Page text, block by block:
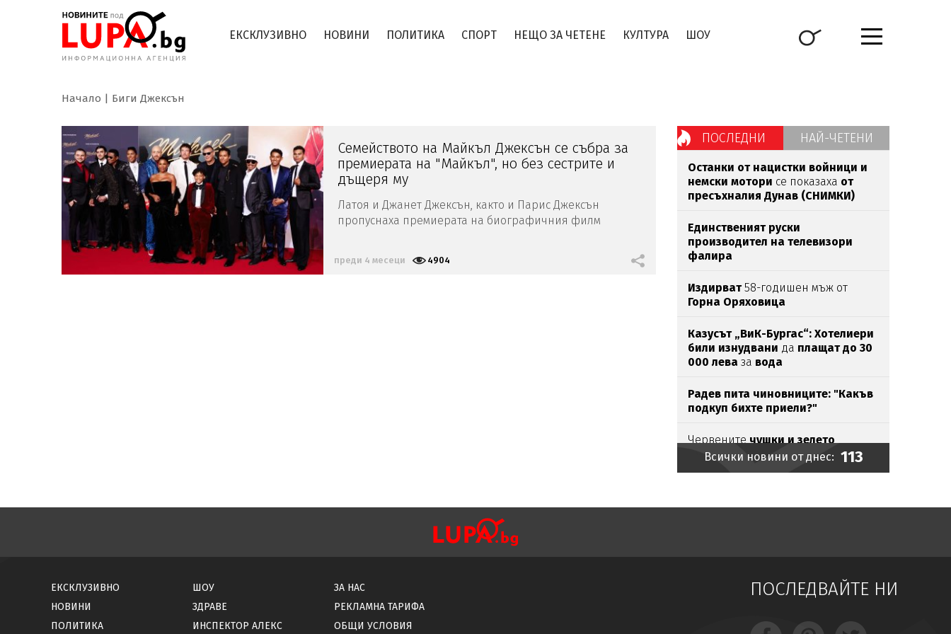
ЕКСКЛУЗИВНО НОВИНИ ПОЛИТИКА СПОРТ НЕЩО ЗА ЧЕТЕНЕ КУЛТУРА ШОУ
Начало Биги Джексън
Семейството на Майкъл Джексън се събра за
премиерата на "Майкъл", но без сестрите и
дъщеря му
Латоя и Джанет Джексън, както и Парис Джексън
пропуснаха премиерата на биографичния филм
преди 4 месеци 4904
ПОСЛЕДНИ НАЙ-ЧЕТЕНИ
Останки от нацистки войници и
немски мотори се показаха от
пресъхналия Дунав (СНИМКИ)
Единственият руски
производител на телевизори
фалира
Издирват58-годишен мъж от
Горна Оряховица
Казусът „ВиК-Бургас“: Хотелиери
били изнудвани да плащат до 30
000 лева за вода
Радев пита чиновниците: "Какъв
подкуп бихте приели?"
Червенитечушки и зелето
поскъпнаха
Всички новини от днес: 113
ЕКСКЛУЗИВНО
НОВИНИ
ПОЛИТИКА
ШОУ
ЗДРАВЕ
ИНСПЕКТОР АЛЕКС
ЗА НАС
РЕКЛАМНА ТАРИФА
ОБЩИ УСЛОВИЯ
ПОСЛЕДВАЙТЕ НИ